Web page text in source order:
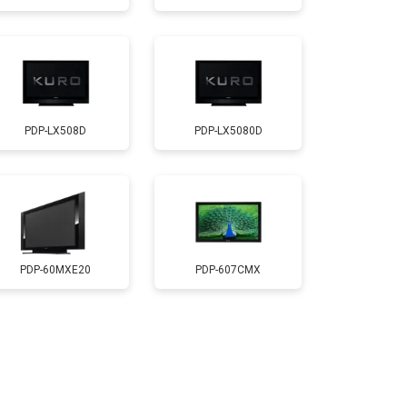
5200 ₽ Заказать
3100 ₽
3700 ₽ Заказать
5500 ₽ Заказать
3900 ₽
PDP-LX508D PDP-LX5080D
PDP-60MXE20 PDP-607CMX